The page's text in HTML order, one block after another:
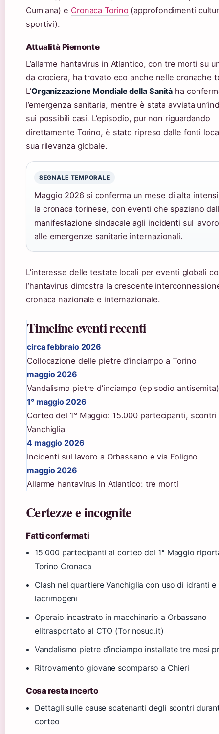
Cumiana) e Cronaca Torino (approfondimenti
sportivi).
Attualità Piemonte
L’allarme hantavirus in Atlantico, con tre morti su
da crociera, ha trovato eco anche nelle cronache
L’Organizzazione Mondiale della Sanità ha
l’emergenza sanitaria, mentre è stata avviata
sui possibili casi. L’episodio, pur non riguardando
direttamente Torino, è stato ripreso dalle fonti
sua rilevanza globale.
SEGNALE TEMPORALE
Maggio 2026 si conferma un mese di alta
la cronaca torinese, con eventi che spaziano
manifestazione sindacale agli incidenti sul
alle emergenze sanitarie internazionali.
L’interesse delle testate locali per eventi globali
l’hantavirus dimostra la crescente
cronaca nazionale e internazionale.
Timeline eventi recenti
circa febbraio 2026
Collocazione delle pietre d’inciampo a Torino
maggio 2026
Vandalismo pietre d’inciampo (episodio antisemita)
1° maggio 2026
Corteo del 1° Maggio: 15.000 partecipanti, scontri
Vanchiglia
4 maggio 2026
Incidenti sul lavoro a Orbassano e via Foligno
maggio 2026
Allarme hantavirus in Atlantico: tre morti
Certezze e incognite
Fatti confermati
15.000 partecipanti al corteo del 1° Maggio
Torino Cronaca
Clash nel quartiere Vanchiglia con uso di idranti e
lacrimogeni
Operaio incastrato in macchinario a Orbassano
elitrasportato al CTO (Torinosud.it)
Vandalismo pietre d’inciampo installate tre mesi
Ritrovamento giovane scomparso a Chieri
Cosa resta incerto
Dettagli sulle cause scatenanti degli scontri
corteo